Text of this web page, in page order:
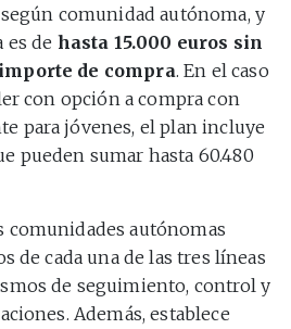
según comunidad autónoma, y
es de hasta 15.000 euros sin
de compra. En el caso
con opción a compra con
para jóvenes, el plan incluye
pueden sumar hasta 60.480
comunidades autónomas
de cada una de las tres líneas
de seguimiento, control y
Además, establece